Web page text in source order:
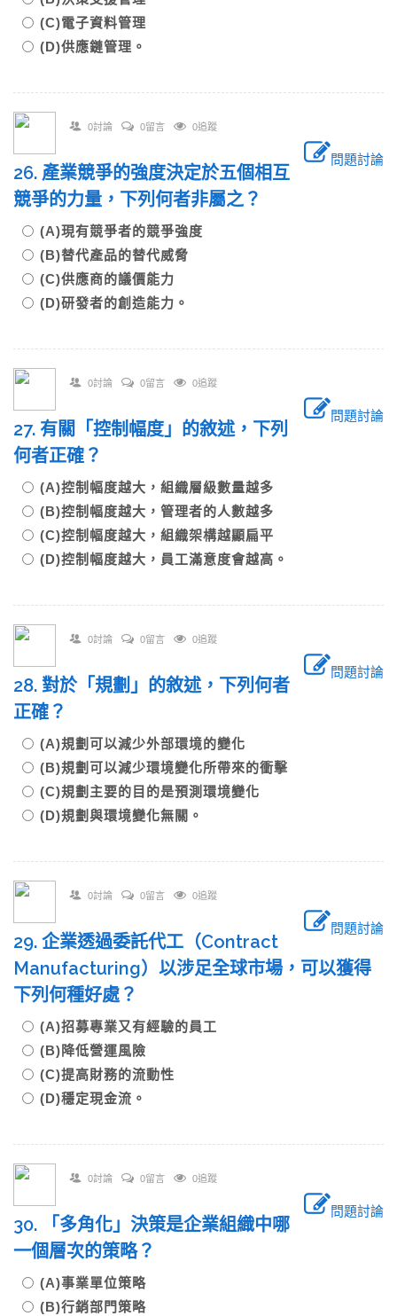
(C)電子資料管理
(D)供應鏈管理。
0討論 0留言 0追蹤
問題討論
26. 產業競爭的強度決定於五個相互
競爭的力量，下列何者非屬之？
(A)現有競爭者的競爭強度
(B)替代產品的替代威脅
(C)供應商的議價能力
(D)研發者的創造能力。
0討論 0留言 0追蹤
問題討論
27. 有關「控制幅度」的敘述，下列
何者正確？
(A)控制幅度越大，組織層級數量越多
(B)控制幅度越大，管理者的人數越多
(C)控制幅度越大，組織架構越顯扁平
(D)控制幅度越大，員工滿意度會越高。
0討論 0留言 0追蹤
問題討論
28. 對於「規劃」的敘述，下列何者
正確？
(A)規劃可以減少外部環境的變化
(B)規劃可以減少環境變化所帶來的衝擊
(C)規劃主要的目的是預測環境變化
(D)規劃與環境變化無關。
0討論 0留言 0追蹤
問題討論
29. 企業透過委託代工（Contract
Manufacturing）以涉足全球市場，可以獲得
下列何種好處？
(A)招募專業又有經驗的員工
(B)降低營運風險
(C)提高財務的流動性
(D)穩定現金流。
0討論 0留言 0追蹤
問題討論
30. 「多角化」決策是企業組織中哪
一個層次的策略？
(A)事業單位策略
(B)行銷部門策略